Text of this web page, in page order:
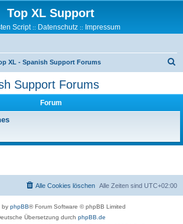
Top XL Support
Script:: Datenschutz:: Impressum
XL - Spanish Support Forums
Support Forums
Forum
Alle Zeiten sind UTC+02:00
Alle Cookies löschen
by phpBB® Forum Software © phpBB Limited
Übersetzung durch phpBB.de